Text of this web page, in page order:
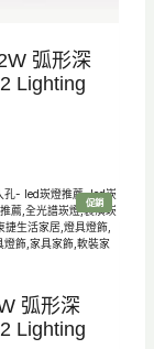
弧形深
Lighting
促銷特
價
商
品
弧形深
Lighting